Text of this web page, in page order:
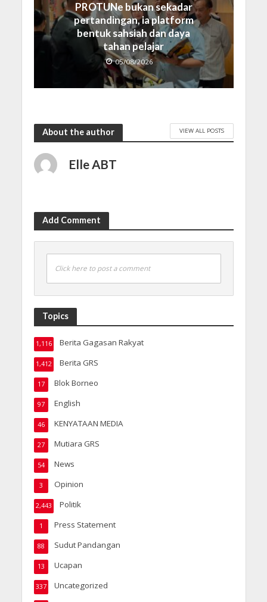
PROTUNe bukan sekadar
pertandingan, ia platform
bentuk sahsiah dan daya
tahan pelajar
05/08/2026
About the author VIEW ALL POSTS
Elle ABT
Add Comment
Click here to post a comment
Topics
Berita Gagasan Rakyat
1,116
Berita GRS
1,412
Blok Borneo
17
English
97
KENYATAAN MEDIA
46
Mutiara GRS
27
News
54
Opinion
3
Politik
2,443
Press Statement
1
Sudut Pandangan
88
Ucapan
13
Uncategorized
337